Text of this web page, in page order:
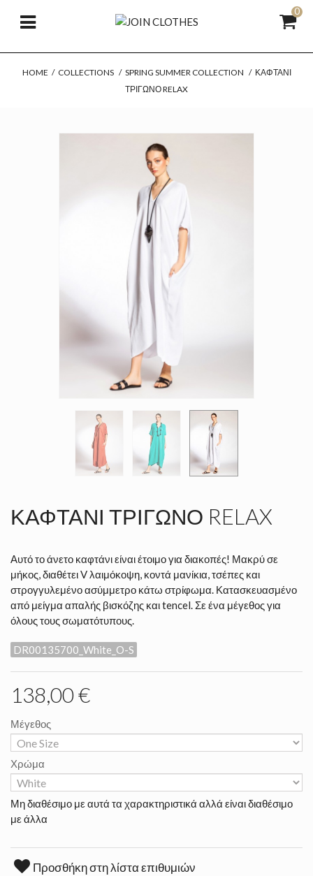
0
HOME / COLLECTIONS / SPRING SUMMER COLLECTION / ΚΑΦΤΆΝΙ
ΤΡΊΓΩΝΟ RELAX
ΚΑΦΤΆΝΙ ΤΡΊΓΩΝΟ RELAX
Αυτό το άνετο καφτάνι είναι έτοιμο για διακοπές! Μακρύ σε
μήκος, διαθέτει V λαιμόκοψη, κοντά μανίκια, τσέπες και
στρογγυλεμένο ασύμμετρο κάτω στρίφωμα. Κατασκευασμένο
από μείγμα απαλής βισκόζης και tencel. Σε ένα μέγεθος για
όλους τους σωματότυπους.
DR00135700_White_O-S
138,00 €
Μέγεθος
Χρώμα
Μη διαθέσιμο με αυτά τα χαρακτηριστικά αλλά είναι διαθέσιμο
με άλλα
Προσθήκη στη λίστα επιθυμιών